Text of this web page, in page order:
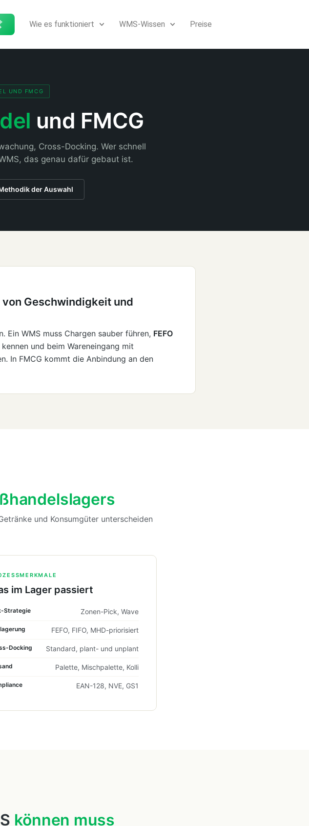
Wie es funktioniert WMS-Wissen Preise
UND FMCG
und FMCG
Cross-Docking. Wer schnell
das genau dafür gebaut ist.
der Auswahl
Geschwindigkeit und
Ein WMS muss Chargen sauber führen, FEFO
und beim Wareneingang mit
In FMCG kommt die Anbindung an den
und Konsumgüter unterscheiden
im Lager passiert
Strategie Zonen-Pick, Wave
FEFO, FIFO, MHD-priorisiert
Docking Standard, plant- und unplant
Palette, Mischpalette, Kolli
EAN-128, NVE, GS1
können muss